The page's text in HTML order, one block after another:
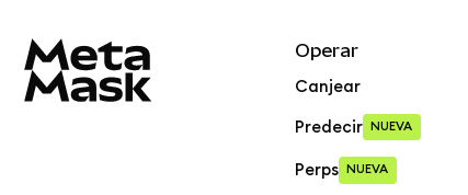
Operar
Canjear
Predecir NUEVA
Perps NUEVA